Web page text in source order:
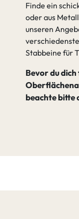
Finde ein
oder aus
unseren
Stabbeine für
Bevor du
beachte bitte